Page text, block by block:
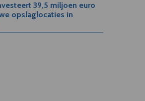
39,5 miljoen euro
opslaglocaties in